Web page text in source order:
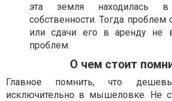
эта земля находилась в
собственности. Тогда проблем
или сдачи его в аренду не
проблем.
О чем стоит
Главное помнить, что
исключительно в мышеловке. Не